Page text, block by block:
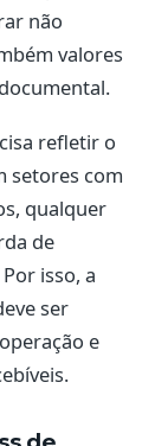
não
valores
refletir o
setores com
qualquer
de
isso, a
ser
e